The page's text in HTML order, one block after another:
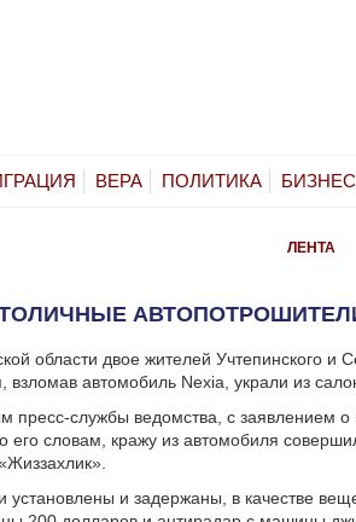
ВЕРА ПОЛИТИКА БИЗНЕС
ЛЕНТА
области двое жителей Учтепинского и
взломав автомобиль Nexia, украли из
пресс-службы ведомства, с заявлением
его словам, кражу из автомобиля
установлены и задержаны, в качестве